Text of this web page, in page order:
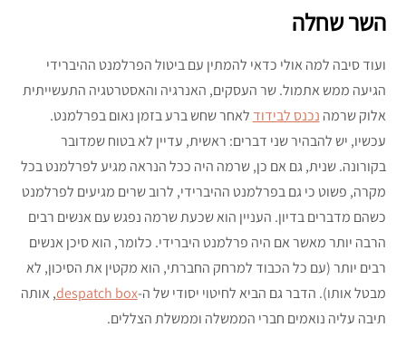
השר שחלה
ועוד סיבה למה אולי כדאי להמתין עם ביטול הפרלמנט ההיברידי
הגיעה ממש אתמול. שר העסקים, האנרגיה והאסטרטגיה התעשייתית
אלוק שרמה נכנס לבידוד לאחר שחש ברע בזמן נאום בפרלמנט.
עכשיו, יש להבהיר שני דברים: ראשית, עדיין לא בטוח שמדובר
בקורונה. שנית, גם אם כן, שרמה היה ככל הנראה מגיע לפרלמנט בכל
מקרה, פשוט כי גם בפרלמנט ההיברידי, לרוב שרים מגיעים לפרלמנט
כשהם מדברים בדיון. העניין הוא שכעת שרמה נפגש עם אנשים רבים
הרבה יותר מאשר אם היה פרלמנט היברידי. כלומר, הוא סיכן אנשים
רבים יותר (עם כל הכבוד למרחק החברתי, הוא מקטין את הסיכון, לא
מבטל אותו). הדבר גם הביא לחיטוי יסודי של ה-despatch box, אותה
תיבה עליה נואמים חברי הממשלה וממשלת הצללים.